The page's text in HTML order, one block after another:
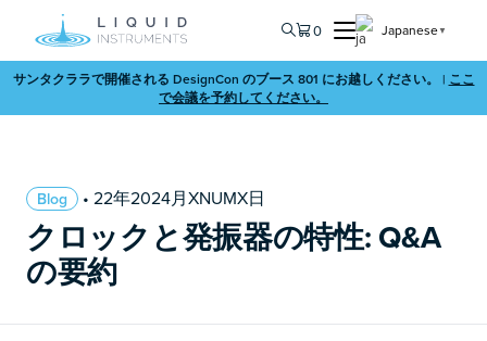
0 Japanese▼
サンタクララで開催される DesignCon のブース 801 にお越しください。 | ここ
で会議を予約してください。
Blog • 22年2024月XNUMX日
クロックと発振器の特性: Q&A
の要約